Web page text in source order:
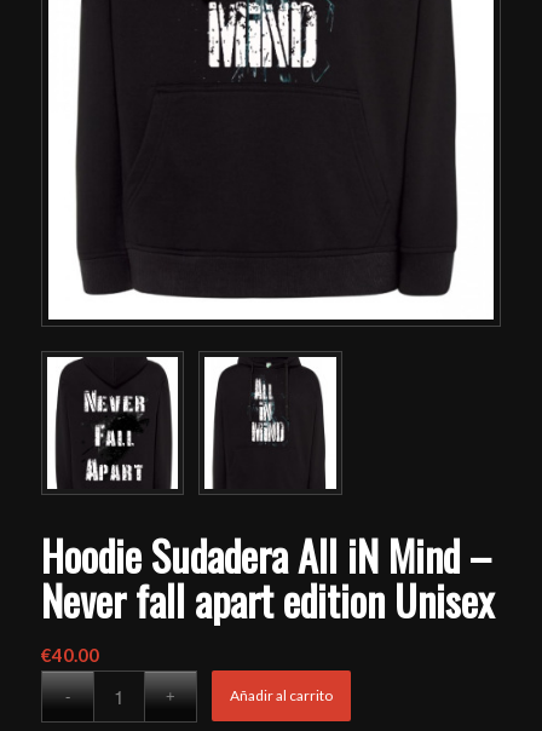
Hoodie Sudadera All iN Mind –
Never fall apart edition Unisex
€40.00
Añadir al carrito